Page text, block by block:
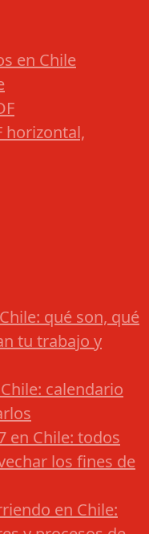
en Chile
horizontal,
qué son, qué
tu trabajo y
calendario
en Chile: todos
los fines de
en Chile: